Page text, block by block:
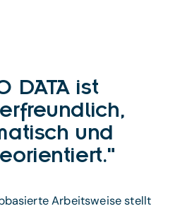
DATA ist
und
Arbeitsweise stellt